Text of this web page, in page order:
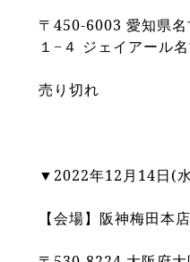
〒450-6003 愛知県
１−４ ジェイアール
売り切れ
▼2022年12月14日(
【会場】阪神梅田本